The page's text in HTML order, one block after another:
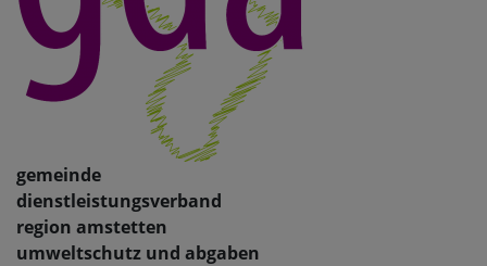
gemeinde
dienstleistungsverband
region amstetten
umweltschutz und abgaben